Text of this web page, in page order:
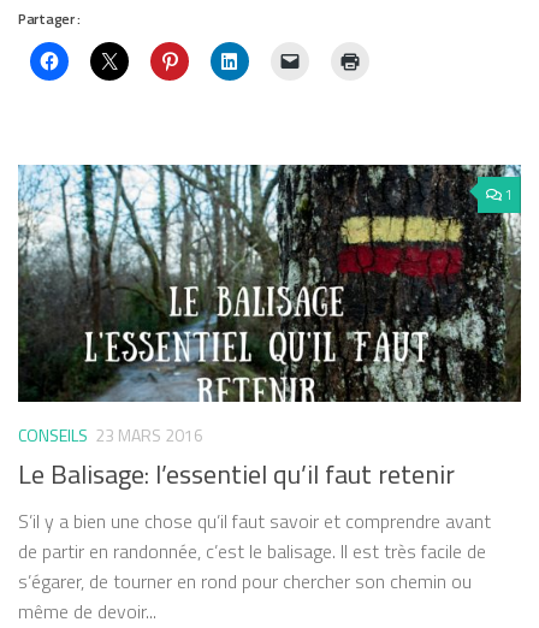
Partager :
1
CONSEILS 23 MARS 2016
Le Balisage: l’essentiel qu’il faut retenir
S’il y a bien une chose qu’il faut savoir et comprendre avant
de partir en randonnée, c’est le balisage. Il est très facile de
s’égarer, de tourner en rond pour chercher son chemin ou
même de devoir...